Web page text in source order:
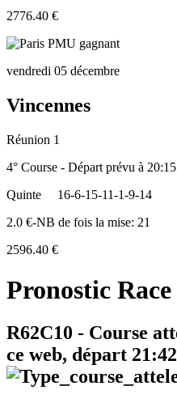
2776.40 €
vendredi 05 décembre
Vincennes
Réunion 1
4° Course - Départ prévu à 20:15
Quinte
16-6-15-11-1-9-14
2.0 €-NB de fois la mise: 21
2596.40 €
Pronostic Race
R62C10 - Course
ce web, départ 21:42